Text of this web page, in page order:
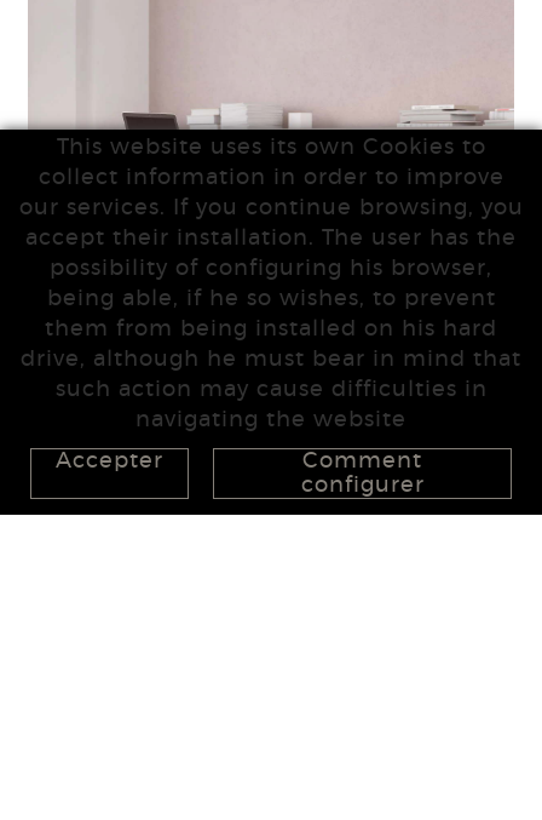
This website uses its own Cookies to
collect information in order to improve
our services. If you continue browsing, you
accept their installation. The user has the
possibility of configuring his browser,
being able, if he so wishes, to prevent
them from being installed on his hard
drive, although he must bear in mind that
such action may cause difficulties in
navigating the website
Accepter
Comment
configurer